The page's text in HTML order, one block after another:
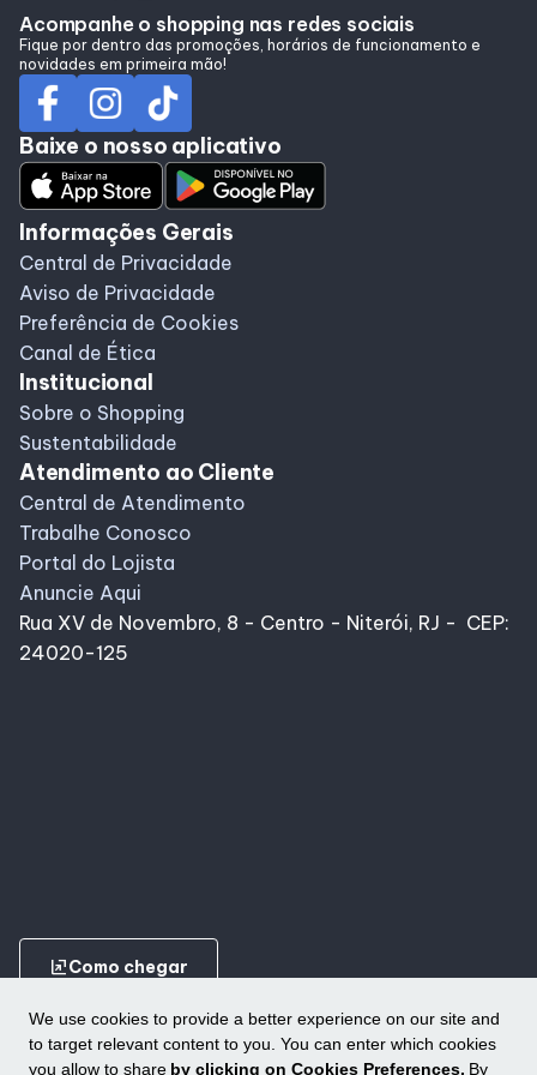
We use cookies to provide a better experience on our site and
to target relevant content to you. You can enter which cookies
you allow to share by clicking on Cookies Preferences. By
Horários
Entretenimento
Cinema
Eventos
Fique por Dentro
Lojas e Restaurantes
Lojas
Alimentação
Programa de Benefícios
Acompanhe o shopping nas redes sociais
Fique por dentro das promoções, horários de funcionamento e
novidades em primeira mão!
Baixe o nosso aplicativo
Informações Gerais
Central de Privacidade
Aviso de Privacidade
Preferência de Cookies
Canal de Ética
Institucional
Sobre o Shopping
Sustentabilidade
Atendimento ao Cliente
Central de Atendimento
Trabalhe Conosco
Portal do Lojista
Anuncie Aqui
Rua XV de Novembro, 8 - Centro - Niterói, RJ - CEP:
24020-125
ungroupComo chegar